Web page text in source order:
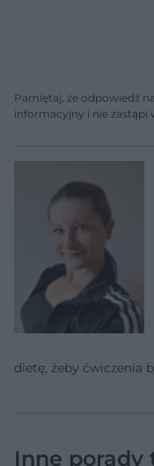
Pamiętaj, że odpowiedź
informacyjny i nie zastąpi
dietę, żeby ćwiczenia
Inne porady